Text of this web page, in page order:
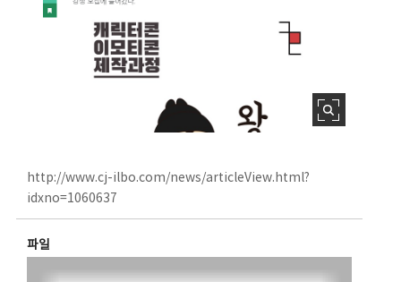
http://www.cj-ilbo.com/news/articleView.html?
idxno=1060637
파일